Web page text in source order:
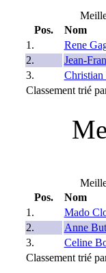
Pos.
Nom
1.
Rene
2.
Jean-
3.
Classement trié
Pos.
Nom
1.
Mado
2.
Anne
3.
Celine
Classement trié